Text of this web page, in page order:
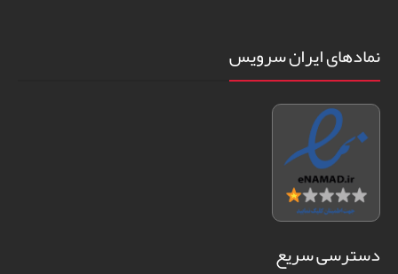
نمادهای ایران سرویس
دسترسی سریع